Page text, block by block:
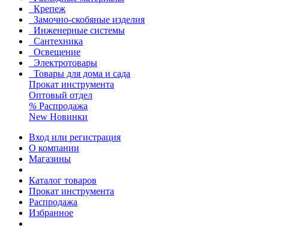
Крепеж
Замочно-скобяные изделия
Инженерные системы
Сантехника
Освещение
Электротовары
Товары для дома и сада
Прокат инструмента
Оптовый отдел
% Распродажа
New Новинки
Вход или регистрация
О компании
Магазины
Каталог товаров
Прокат инструмента
Распродажа
Избранное